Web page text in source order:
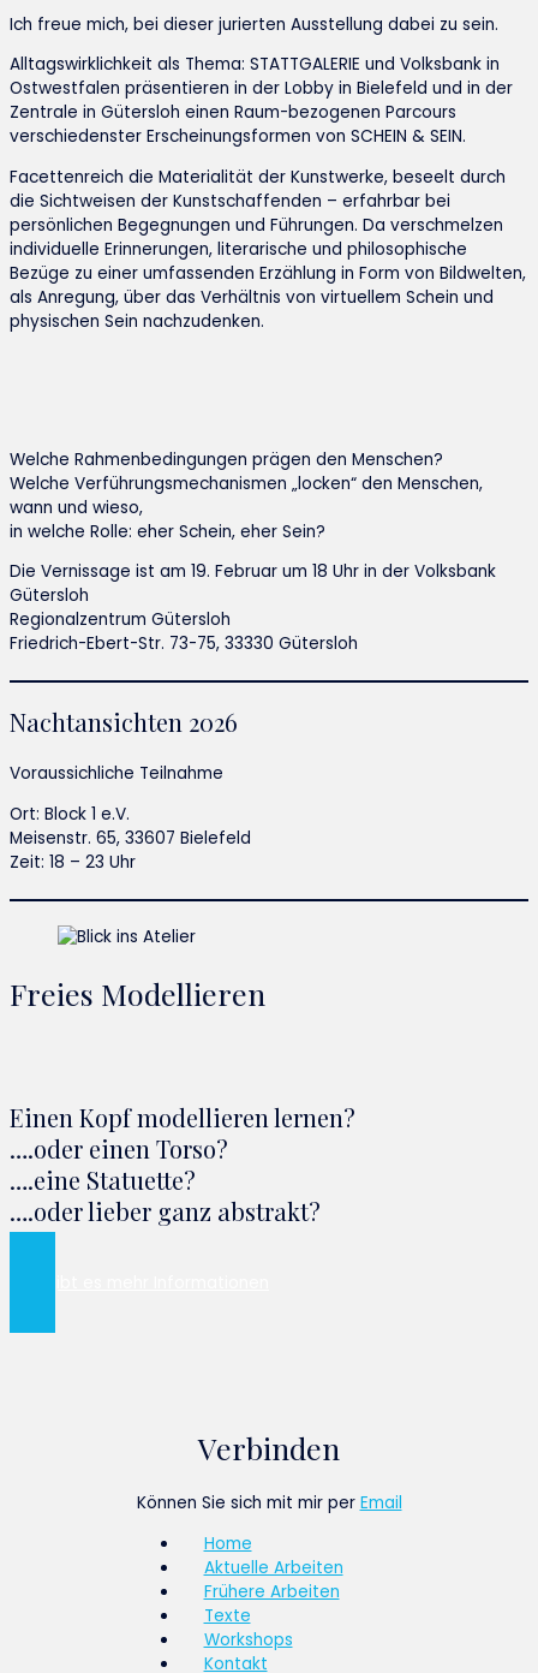
Ich freue mich, bei dieser jurierten Ausstellung dabei zu sein.
Alltagswirklichkeit als Thema: STATTGALERIE und Volksbank in
Ostwestfalen präsentieren in der Lobby in Bielefeld und in der
Zentrale in Gütersloh einen Raum-bezogenen Parcours
verschiedenster Erscheinungsformen von SCHEIN & SEIN.
Facettenreich die Materialität der Kunstwerke, beseelt durch
die Sichtweisen der Kunstschaffenden – erfahrbar bei
persönlichen Begegnungen und Führungen. Da verschmelzen
individuelle Erinnerungen, literarische und philosophische
Bezüge zu einer umfassenden Erzählung in Form von Bildwelten,
als Anregung, über das Verhältnis von virtuellem Schein und
physischen Sein nachzudenken.
Welche Rahmenbedingungen prägen den Menschen?
Welche Verführungsmechanismen „locken“ den Menschen,
wann und wieso,
in welche Rolle: eher Schein, eher Sein?
Die Vernissage ist am 19. Februar um 18 Uhr in der Volksbank
Gütersloh
Regionalzentrum Gütersloh
Friedrich-Ebert-Str. 73-75, 33330 Gütersloh
Nachtansichten 2026
Voraussichliche Teilnahme
Ort: Block 1 e.V.
Meisenstr. 65, 33607 Bielefeld
Zeit: 18 – 23 Uhr
Freies Modellieren
Einen Kopf modellieren lernen?
….oder einen Torso?
….eine Statuette?
….oder lieber ganz abstrakt?
Verbinden
Können Sie sich mit mir per Email
Home
Aktuelle Arbeiten
Frühere Arbeiten
Texte
Workshops
Kontakt